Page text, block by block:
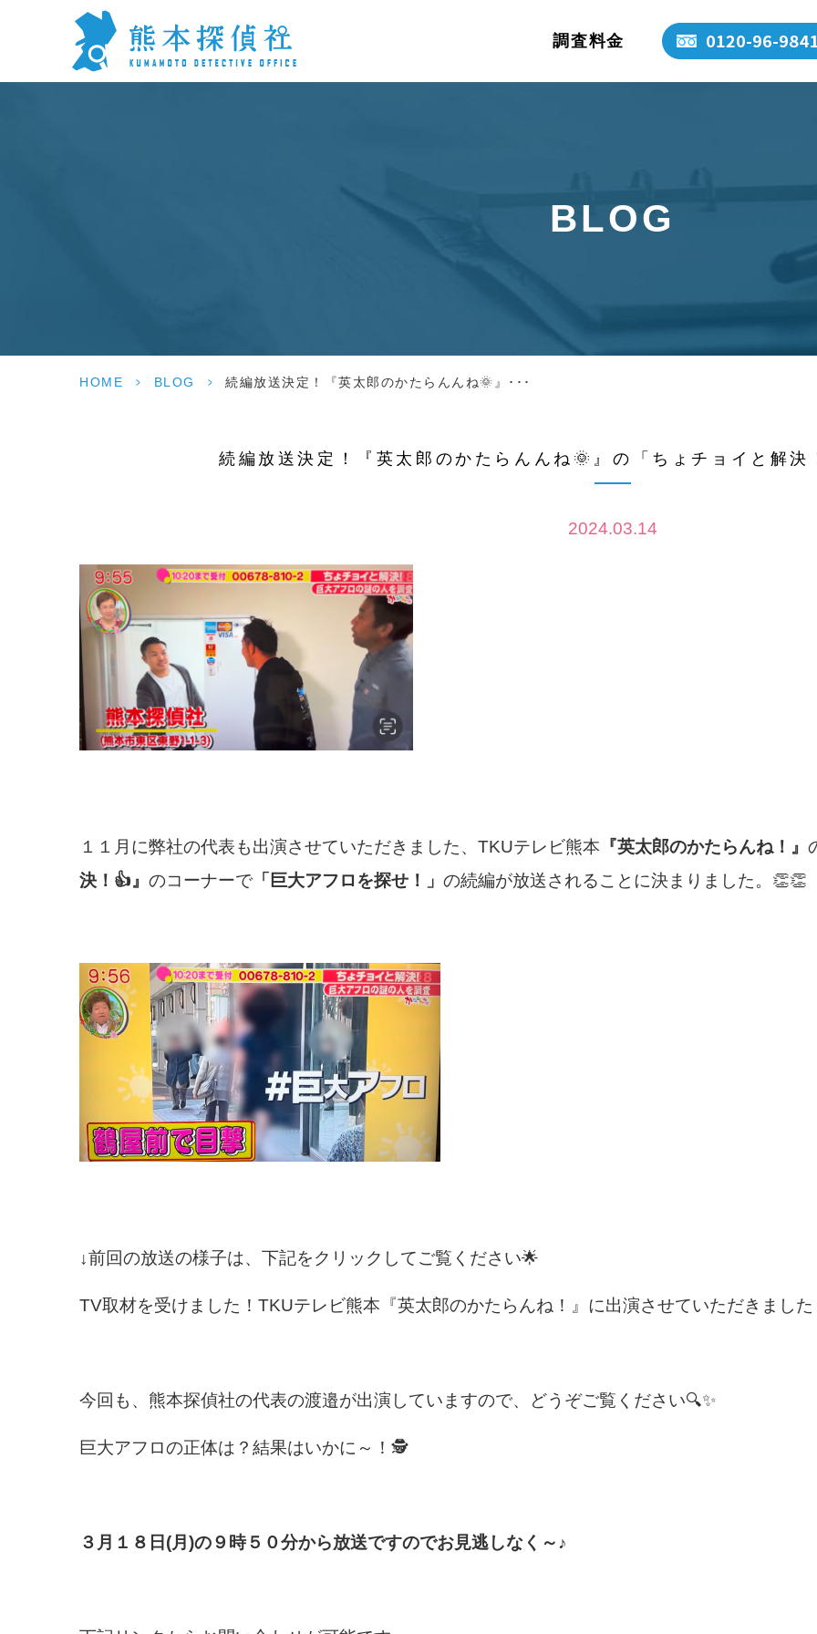
調査料金
BLOG
HOME > BLOG > 続編放送決定！『英太郎のかたらんんね🌞』･･･
続編放送決定！『英太郎のかたらんんね🌞』の「ちょチョイと解
2024.03.14
１１月に弊社の代表も出演させていただきました、TKUテレビ熊本 『英太郎のかたらんね！』
決！👍』 のコーナーで 「巨大アフロを探せ！」 の続編が放送されることに決まりました。👏👏
↓前回の放送の様子は、下記をクリックしてご覧ください🌟
TV取材を受けました！TKUテレビ熊本『英太郎のかたらんね！』に出演させていただきました
今回も、熊本探偵社の代表の渡邉が出演していますので、どうぞご覧ください🔍✨
巨大アフロの正体は？結果はいかに～！🕵
３月１８日(月)の９時５０分から放送ですのでお見逃しなく～♪